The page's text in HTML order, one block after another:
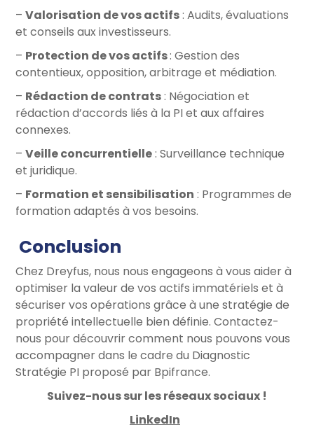
–Valorisation de vos actifs: Audits, évaluations
et conseils aux investisseurs.
– Protection de vos actifs: Gestion des
contentieux, opposition, arbitrage et médiation.
– Rédaction de contrats: Négociation et
rédaction d’accords liés à la PI et aux affaires
connexes.
–Veille concurrentielle: Surveillance technique
et juridique.
– Formation et sensibilisation : Programmes de
formation adaptés à vos besoins.
Conclusion
Chez Dreyfus, nous nous engageons à vous aider à
optimiser la valeur de vos actifs immatériels et à
sécuriser vos opérations grâce à une stratégie de
propriété intellectuelle bien définie. Contactez-
nous pour découvrir comment nous pouvons vous
accompagner dans le cadre du Diagnostic
Stratégie PI proposé par Bpifrance.
Suivez-nous sur les réseaux sociaux !
LinkedIn